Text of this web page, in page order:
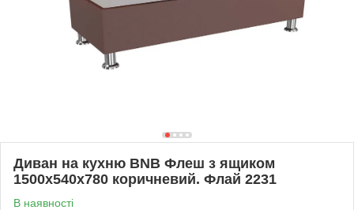
Диван на кухню BNB Флеш з ящиком
1500x540x780 коричневий. Флай 2231
В наявності